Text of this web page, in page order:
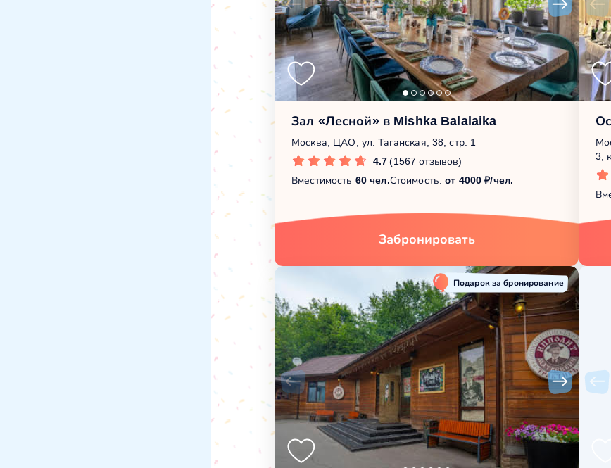
Зал «Лесной» в Mishka Balalaika
Москва, ЦАО, ул. Таганская, 38, стр. 1
4.7 (1567 отзывов)
Вместимость 60 чел.Стоимость:от 4000 ₽/чел.
Забронировать
3,
Подарок за бронирование